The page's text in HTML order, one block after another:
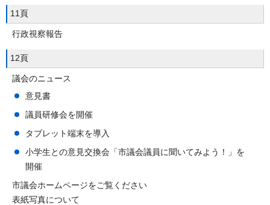
11頁
行政視察報告
12頁
議会のニュース
意見書
議員研修会を開催
タブレット端末を導入
小学生との意見交換会「市議会議員に聞いてみよう！」を
開催
市議会ホームページをご覧ください
表紙写真について